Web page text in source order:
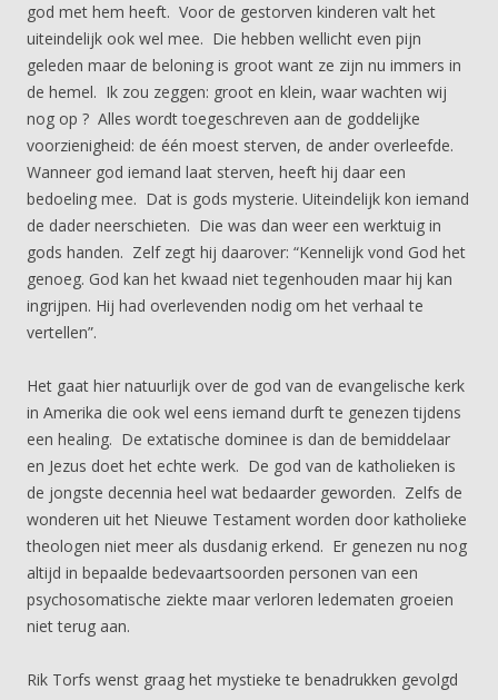
god met hem heeft. Voor de gestorven kinderen valt het
uiteindelijk ook wel mee. Die hebben wellicht even pijn
geleden maar de beloning is groot want ze zijn nu immers in
de hemel. Ik zou zeggen: groot en klein, waar wachten wij
nog op ? Alles wordt toegeschreven aan de goddelijke
voorzienigheid: de één moest sterven, de ander overleefde.
Wanneer god iemand laat sterven, heeft hij daar een
bedoeling mee. Dat is gods mysterie. Uiteindelijk kon iemand
de dader neerschieten. Die was dan weer een werktuig in
gods handen. Zelf zegt hij daarover: “Kennelijk vond God het
genoeg. God kan het kwaad niet tegenhouden maar hij kan
ingrijpen. Hij had overlevenden nodig om het verhaal te
vertellen”.
Het gaat hier natuurlijk over de god van de evangelische kerk
in Amerika die ook wel eens iemand durft te genezen tijdens
een healing. De extatische dominee is dan de bemiddelaar
en Jezus doet het echte werk. De god van de katholieken is
de jongste decennia heel wat bedaarder geworden. Zelfs de
wonderen uit het Nieuwe Testament worden door katholieke
theologen niet meer als dusdanig erkend. Er genezen nu nog
altijd in bepaalde bedevaartsoorden personen van een
psychosomatische ziekte maar verloren ledematen groeien
niet terug aan.
Rik Torfs wenst graag het mystieke te benadrukken gevolgd